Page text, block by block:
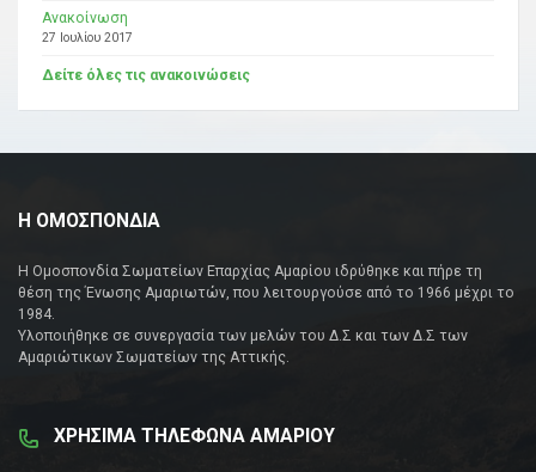
Ανακοίνωση
27 Ιουλίου 2017
Δείτε όλες τις ανακοινώσεις
Η ΟΜΟΣΠΟΝΔΙΑ
Η Ομοσπονδία Σωματείων Επαρχίας Αμαρίου ιδρύθηκε και πήρε τη
θέση της Ένωσης Αμαριωτών, που λειτουργούσε από το 1966 μέχρι το
1984.
Υλοποιήθηκε σε συνεργασία των μελών του Δ.Σ και των Δ.Σ των
Αμαριώτικων Σωματείων της Αττικής.
ΧΡΗΣΙΜΑ ΤΗΛΕΦΩΝΑ ΑΜΑΡΙΟΥ